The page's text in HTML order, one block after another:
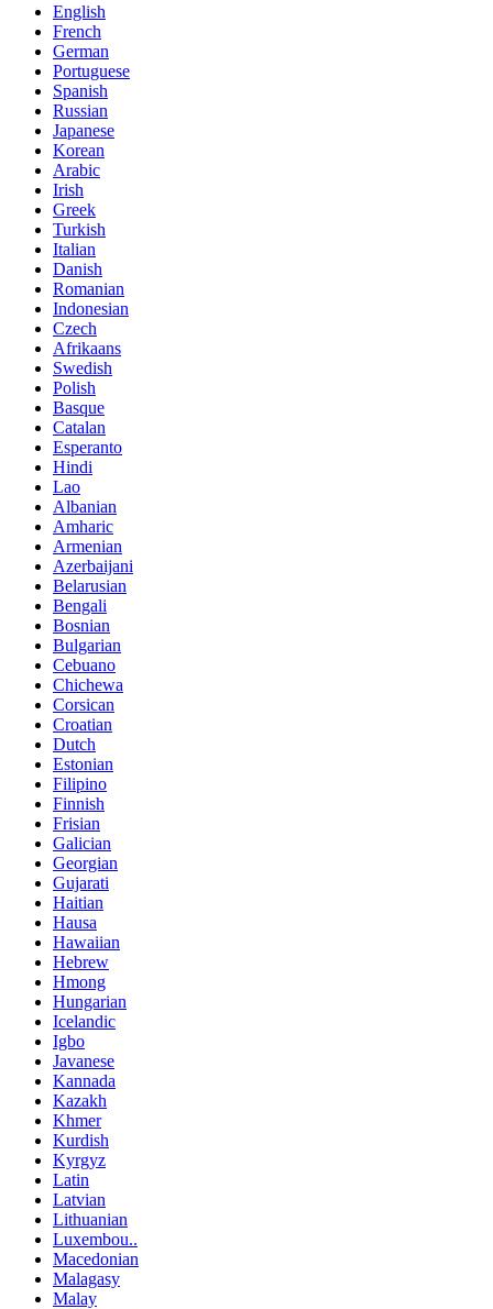
English
French
German
Portuguese
Spanish
Russian
Japanese
Korean
Arabic
Irish
Greek
Turkish
Italian
Danish
Romanian
Indonesian
Czech
Afrikaans
Swedish
Polish
Basque
Catalan
Esperanto
Hindi
Lao
Albanian
Amharic
Armenian
Azerbaijani
Belarusian
Bengali
Bosnian
Bulgarian
Cebuano
Chichewa
Corsican
Croatian
Dutch
Estonian
Filipino
Finnish
Frisian
Galician
Georgian
Gujarati
Haitian
Hausa
Hawaiian
Hebrew
Hmong
Hungarian
Icelandic
Igbo
Javanese
Kannada
Kazakh
Khmer
Kurdish
Kyrgyz
Latin
Latvian
Lithuanian
Luxembou..
Macedonian
Malagasy
Malay